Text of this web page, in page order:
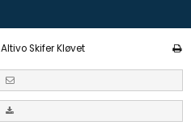
Altivo Skifer Kløvet